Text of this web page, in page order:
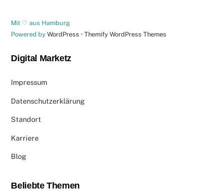
Mit ♡ aus Hamburg
Powered byWordPress •Themify WordPress Themes
Digital Marketz
Impressum
Datenschutzerklärung
Standort
Karriere
Blog
Beliebte Themen